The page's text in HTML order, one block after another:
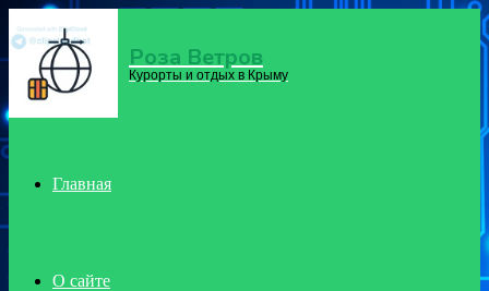
Menu Роза Ветров
Курорты и отдых в Крыму
Главная
О сайте